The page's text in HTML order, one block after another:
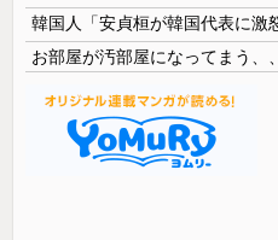
お部屋が汚部屋になってまう、、